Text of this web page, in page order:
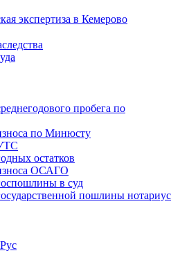
экспертиза в Кемерово
пробега по
по Минюсту
остатков
ОСАГО
в суд
пошлины нотариус